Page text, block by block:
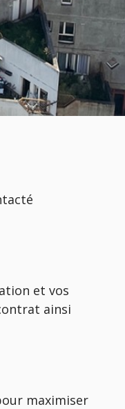
et vos
ainsi
maximiser